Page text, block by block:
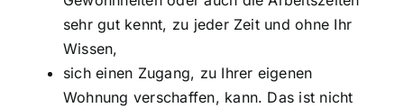
sehr gut kennt, zu jeder Zeit und ohne Ihr
Wissen,
sich einen Zugang, zu Ihrer eigenen
Wohnung verschaffen, kann. Das ist nicht